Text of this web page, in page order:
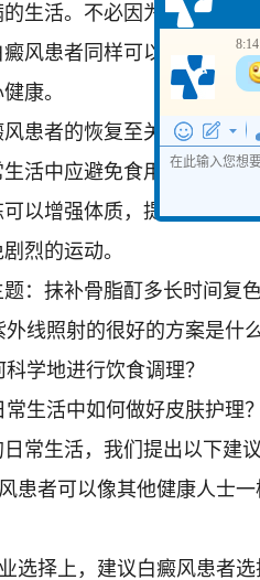
生活。不必因为白癜风而
风患者同样可以积极参与
康。
患者的恢复至关重要。应
活中应避免食用辛辣刺激
以增强体质，提高免疫力
烈的运动。
：抹补骨脂酊多长时间复
线照射的很好的方案是什么
学地进行饮食调理？
生活中如何做好皮肤护理？
常生活，我们提出以下建议
患者可以像其他健康人士
选择上，建议白癜风患者